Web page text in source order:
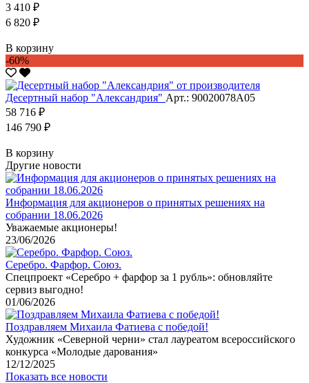
3 410 ₽
6 820 ₽
В корзину
-60%
Десертный набор "Александрия" Арт.: 90020078А05
58 716 ₽
146 790 ₽
В корзину
Другие новости
Информация для акционеров о принятых решениях на
собрании 18.06.2026
Уважаемые акционеры!
23/06/2026
Серебро. Фарфор. Союз.
Спецпроект «Серебро + фарфор за 1 рубль»: обновляйте
сервиз выгодно!
01/06/2026
Поздравляем Михаила Фатиева c победой!
Художник «Северной черни» стал лауреатом всероссийского
конкурса «Молодые дарования»
12/12/2025
Показать все новости